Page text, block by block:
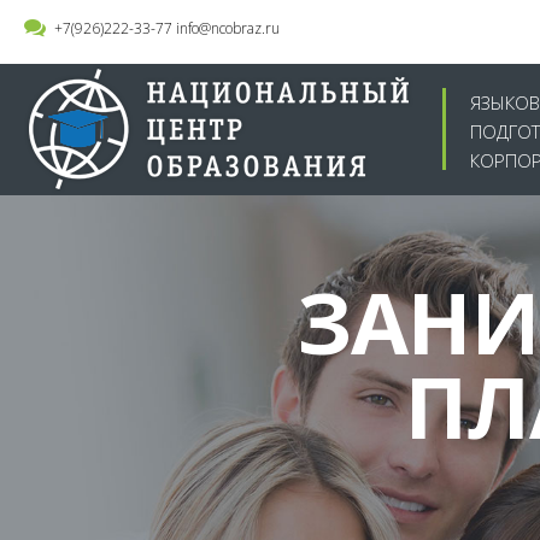
+7(926)222-33-77 info@ncobraz.ru